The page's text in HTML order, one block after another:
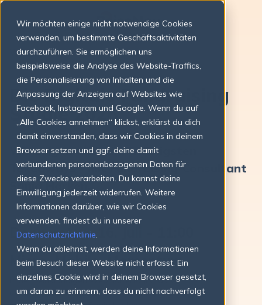
Wir möchten einige nicht notwendige Cookies
verwenden, um bestimmte Geschäftsaktivitäten
durchzuführen. Sie ermöglichen uns
beispielsweise die Analyse des Website-Traffics,
die Personalisierung von Inhalten und die
Anpassung der Anzeigen auf Websites wie
Facebook, Instagram und Google. Wenn du auf
„Alle Cookies annehmen“ klickst, erklärst du dich
damit einverstanden, dass wir Cookies in deinem
Browser setzen und ggf. deine damit
verbundenen personenbezogenen Daten für
diese Zwecke verarbeiten. Du kannst deine
Einwilligung jederzeit widerrufen. Weitere
Informationen darüber, wie wir Cookies
verwenden, findest du in unserer
Datenschutzrichtlinie.
Wenn du ablehnst, werden deine Informationen
beim Besuch dieser Website nicht erfasst. Ein
einzelnes Cookie wird in deinem Browser gesetzt,
um daran zu erinnern, dass du nicht nachverfolgt
WEBINAR ANMELDUNG
Die Digitale Fundraising
Studie 2026
Wir zeigen euch die wichtigsten
Takeaways - mit Fundraising-Consultant
Sonja Harken.
Donnerstag, 16. Juli - 11:00
Micro. Mobile. Momentum.
In dem einstündigen Webinar erfährst du von
unserer Head of Marketing Inga Hilbig und